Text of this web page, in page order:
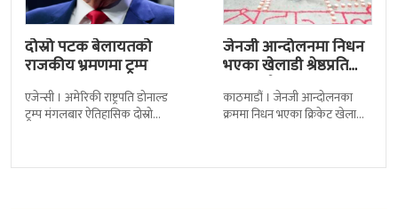
दोस्रो पटक बेलायतको
राजकीय भ्रमणमा ट्रम्प
एजेन्सी । अमेरिकी राष्ट्रपति डोनाल्ड
ट्रम्प मंगलबार ऐतिहासिक दोस्रो
बेलायत सरकारले
जेनजी आन्दोलनमा निधन
भएका खेलाडी श्रेष्ठप्रति
श्रद्धाञ्जली
काठमाडौं । जेनजी आन्दोलनका
क्रममा निधन भएका क्रिकेट खेलाडी
त्रिपुरेश्वरस्थीत राष्ट्रिय खेलकुद